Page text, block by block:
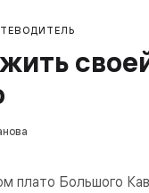
плато Большого